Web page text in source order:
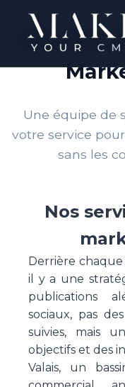
Nos
Une équipe de
votre service
sans les
Nos
Derrière
il y a une
publications
sociaux, pas
suivies, mais
objectifs et des
Valais, un